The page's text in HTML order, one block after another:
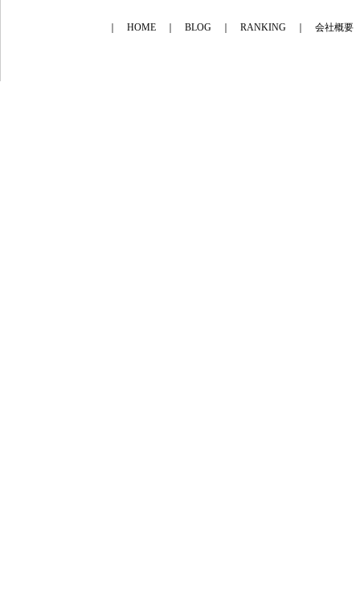
HOME BLOG RANKING 会社概要